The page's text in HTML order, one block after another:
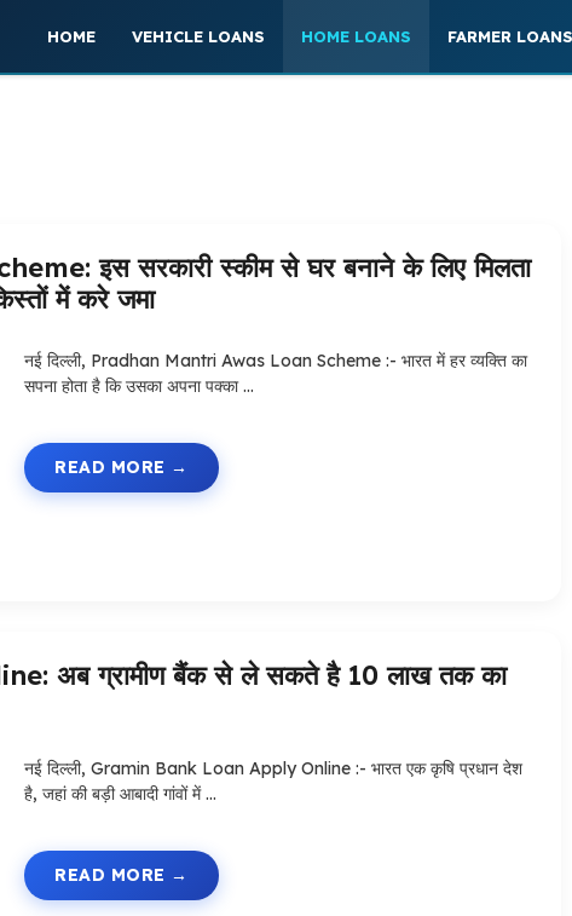
HOME VEHICLE LOANS HOME LOANS FARMER LOANS
इस सरकारी स्कीम से घर बनाने के लिए मिलता
में करे जमा
नई दिल्ली, Pradhan Mantri Awas Loan Scheme :- भारत में हर व्यक्ति का
सपना होता है कि उसका अपना पक्का …
READ MORE
अब ग्रामीण बैंक से ले सकते है 10 लाख तक का
नई दिल्ली, Gramin Bank Loan Apply Online :- भारत एक कृषि प्रधान देश
है, जहां की बड़ी आबादी गांवों में …
READ MORE